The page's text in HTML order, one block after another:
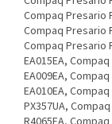
Compaq Presario
Compaq Presario
Compaq Presario
EA015EA,
EA009EA,
EA010EA,
PX357UA,